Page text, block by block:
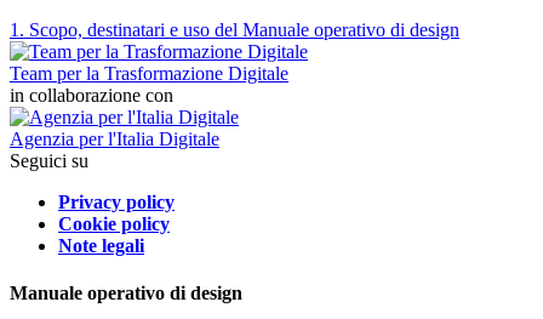
1. Scopo, destinatari e uso del Manuale operativo di design
Team per la Trasformazione Digitale
in collaborazione con
Agenzia per l'Italia Digitale
Seguici su
Privacy policy
Cookie policy
Note legali
Manuale operativo di design